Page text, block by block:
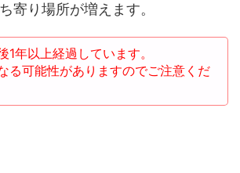
寄り場所が増えます。
1年以上経過しています。
る可能性がありますのでご注意くだ